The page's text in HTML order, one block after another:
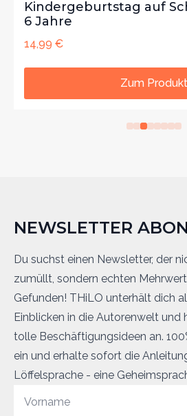
Kindergeburtstag auf
6 Jahre
14,99 €
Zum Produkt
NEWSLETTER
Du suchst einen Newsletter, der
zumüllt, sondern echten
Gefunden! THiLO unterhält dich
Einblicken in die Autorenwelt und
tolle Beschäftigungsideen an.
ein und erhalte sofort die
Löffelsprache - eine